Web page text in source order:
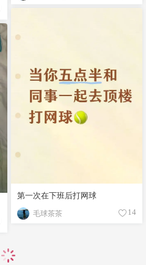
第一次在下班后打网球
毛球茶茶 14